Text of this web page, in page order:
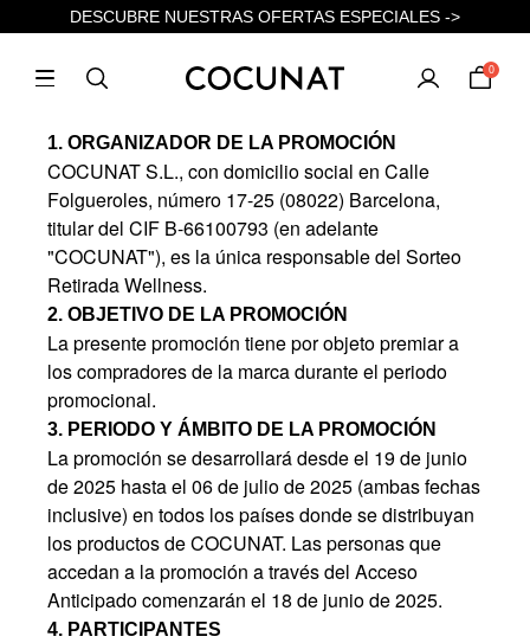
DESCUBRE NUESTRAS OFERTAS ESPECIALES ->
0
1. ORGANIZADOR DE LA PROMOCIÓN
COCUNAT S.L., con domicilio social en Calle
Folgueroles, número 17-25 (08022) Barcelona,
titular del CIF B-66100793 (en adelante
"COCUNAT"), es la única responsable del Sorteo
Retirada Wellness.
2. OBJETIVO DE LA PROMOCIÓN
La presente promoción tiene por objeto premiar a
los compradores de la marca durante el periodo
promocional.
3. PERIODO Y ÁMBITO DE LA PROMOCIÓN
La promoción se desarrollará desde el 19 de junio
de 2025 hasta el 06 de julio de 2025 (ambas fechas
inclusive) en todos los países donde se distribuyan
los productos de COCUNAT. Las personas que
accedan a la promoción a través del Acceso
Anticipado comenzarán el 18 de junio de 2025.
4. PARTICIPANTES